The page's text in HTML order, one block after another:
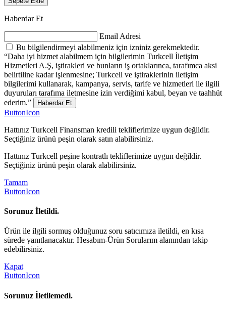
Haberdar Et
Email Adresi
Bu bilgilendirmeyi alabilmeniz için izniniz gerekmektedir.
“Daha iyi hizmet alabilmem için bilgilerimin Turkcell İletişim
Hizmetleri A.Ş, iştirakleri ve bunların iş ortaklarınca, tarafımca aksi
belirtiline kadar işlenmesine; Turkcell ve iştiraklerinin iletişim
bilgilerimi kullanarak, kampanya, servis, tarife ve hizmetleri ile ilgili
duyuruları tarafıma iletmesine izin verdiğimi kabul, beyan ve taahhüt
ederim.”
Haberdar Et
ButtonIcon
Hattınız Turkcell Finansman kredili tekliflerimize uygun değildir.
Seçtiğiniz ürünü peşin olarak satın alabilirsiniz.
Hattınız Turkcell peşine kontratlı tekliflerimize uygun değildir.
Seçtiğiniz ürünü peşin olarak alabilirsiniz.
Tamam
ButtonIcon
Sorunuz İletildi.
Ürün ile ilgili sormuş olduğunuz soru satıcımıza iletildi, en kısa
sürede yanıtlanacaktır. Hesabım-Ürün Sorularım alanından takip
edebilirsiniz.
Kapat
ButtonIcon
Sorunuz İletilemedi.